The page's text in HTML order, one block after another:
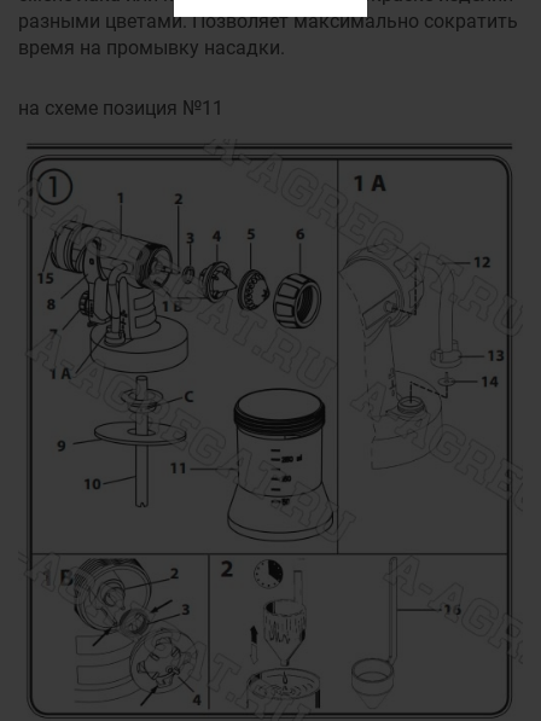
разными цветами. Позволяет максимально сократить
время на промывку насадки.
на схеме позиция №11